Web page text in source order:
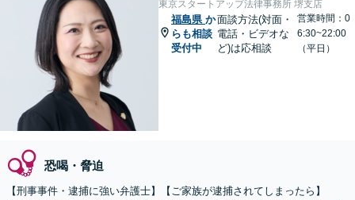
東京スタートアップ法律事務所 堺支店
福島県 か
らも相談
受付中
面談方法(対面・
電話・ビデオな
ど)は応相談
営業時間：0
6:30~22:00
（平日）
恐喝・脅迫
【刑事事件・逮捕に強い弁護士】【ご家族が逮捕されてしまったら】